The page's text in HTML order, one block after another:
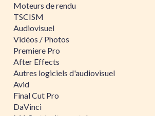
Moteurs de rendu
TSCISM
Audiovisuel
Vidéos / Photos
Premiere Pro
After Effects
Autres logiciels d'audiovisuel
Avid
Final Cut Pro
DaVinci